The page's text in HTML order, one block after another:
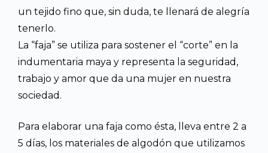
un tejido fino que, sin duda, te llenará de alegría
tenerlo.
La “faja” se utiliza para sostener el “corte” en la
indumentaria maya y representa la seguridad,
trabajo y amor que da una mujer en nuestra
sociedad.
Para elaborar una faja como ésta, lleva entre 2 a
5 días, los materiales de algodón que utilizamos